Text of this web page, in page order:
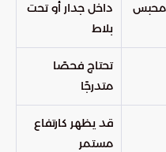
محبس
داخل جدار أو تحت
بلاط
تحتاج فحصًا
متدرجًا
قد يظهر كارتفاع
مستمر